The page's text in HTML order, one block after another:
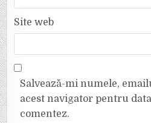
Site web
Salvează-mi numele,
acest navigator pentru
comentez.